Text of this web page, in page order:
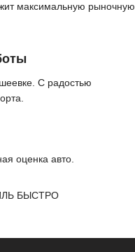
максимальную рыночную
С радостью
оценка авто.
БЫСТРО